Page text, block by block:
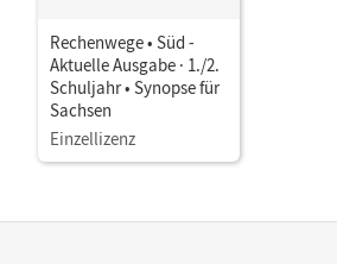
Rechenwege • Süd -
Aktuelle Ausgabe · 1./2.
Schuljahr • Synopse für
Sachsen
Einzellizenz